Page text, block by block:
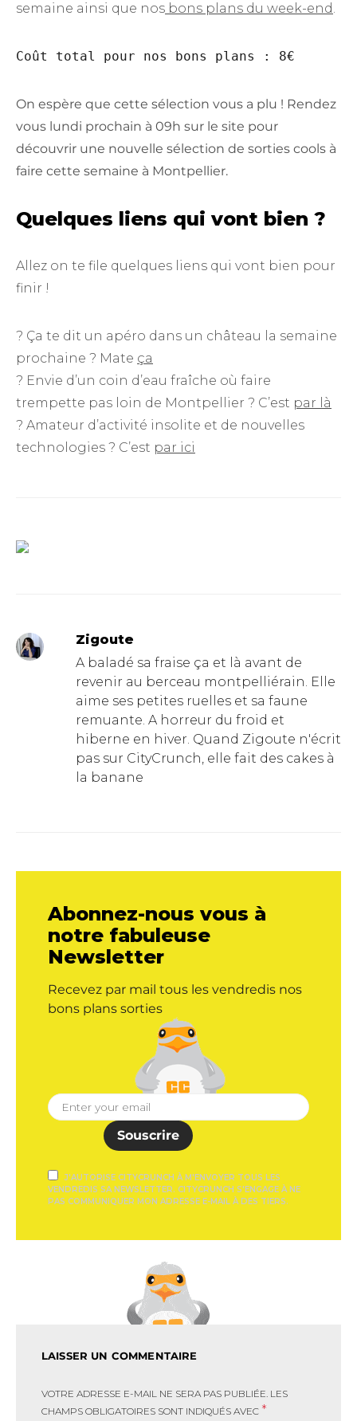
semaine ainsi que nos bons plans du week-end.
Coût total pour nos bons plans : 8€
On espère que cette sélection vous a plu ! Rendez
vous lundi prochain à 09h sur le site pour
découvrir une nouvelle sélection de sorties cools à
faire cette semaine à Montpellier.
Quelques liens qui vont bien ?
Allez on te file quelques liens qui vont bien pour
finir !
? Ça te dit un apéro dans un château la semaine
prochaine ? Mate ça
? Envie d’un coin d’eau fraîche où faire
trempette pas loin de Montpellier ? C’est par là
? Amateur d’activité insolite et de nouvelles
technologies ? C’est par ici
Zigoute
A baladé sa fraise ça et là avant de
revenir au berceau montpelliérain. Elle
aime ses petites ruelles et sa faune
remuante. A horreur du froid et
hiberne en hiver. Quand Zigoute n'écrit
pas sur CityCrunch, elle fait des cakes à
la banane
Abonnez-nous vous à
notre fabuleuse
Newsletter
Recevez par mail tous les vendredis nos
bons plans sorties
Souscrire
J'AUTORISE CITYCRUNCH À M'ENVOYER TOUS LES
VENDREDIS SA NEWSLETTER. CITYCRUNCH S'ENGAGE À NE
PAS COMMUNIQUER MON ADRESSE E-MAIL À DES TIERS.
LAISSER UN COMMENTAIRE
VOTRE ADRESSE E-MAIL NE SERA PAS PUBLIÉE. LES
CHAMPS OBLIGATOIRES SONT INDIQUÉS AVEC *